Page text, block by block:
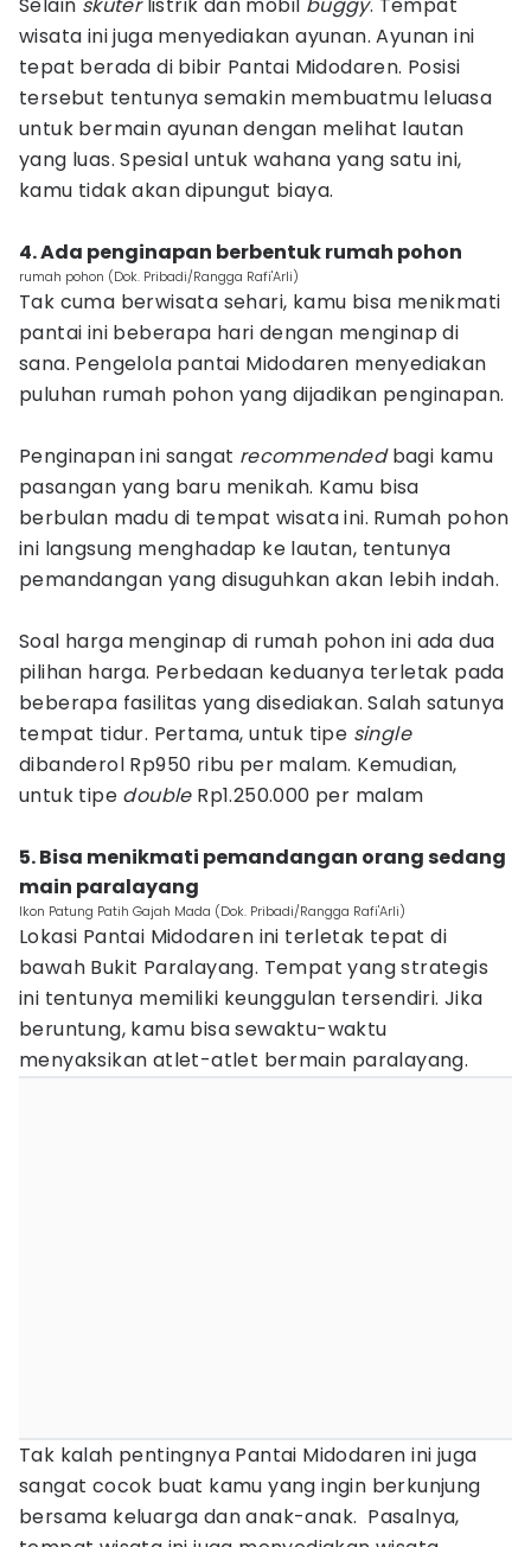
wisata ini juga menyediakan ayunan. Ayunan ini
tepat berada di bibir Pantai Midodaren. Posisi
tersebut tentunya semakin membuatmu leluasa
untuk bermain ayunan dengan melihat lautan
yang luas. Spesial untuk wahana yang satu ini,
kamu tidak akan dipungut biaya.
4. Ada penginapan berbentuk rumah pohon
rumah pohon (Dok. Pribadi/Rangga Rafi'Arli)
Tak cuma berwisata sehari, kamu bisa menikmati
pantai ini beberapa hari dengan menginap di
sana. Pengelola pantai Midodaren menyediakan
puluhan rumah pohon yang dijadikan penginapan.
Penginapan ini sangat recommendedbagi kamu
pasangan yang baru menikah. Kamu bisa
berbulan madu di tempat wisata ini. Rumah pohon
ini langsung menghadap ke lautan, tentunya
pemandangan yang disuguhkan akan lebih indah.
Soal harga menginap di rumah pohon ini ada dua
pilihan harga. Perbedaan keduanya terletak pada
beberapa fasilitas yang disediakan. Salah satunya
tempat tidur. Pertama, untuk tipe single
dibanderol Rp950 ribu per malam. Kemudian,
untuk tipe doubleRp1.250.000 per malam
5. Bisa menikmati pemandangan orang sedang
main paralayang
Ikon Patung Patih Gajah Mada (Dok. Pribadi/Rangga Rafi'Arli)
Lokasi Pantai Midodaren ini terletak tepat di
bawah Bukit Paralayang. Tempat yang strategis
ini tentunya memiliki keunggulan tersendiri. Jika
beruntung, kamu bisa sewaktu-waktu
menyaksikan atlet-atlet bermain paralayang.
Tak kalah pentingnya Pantai Midodaren ini juga
sangat cocok buat kamu yang ingin berkunjung
bersama keluarga dan anak-anak. Pasalnya,